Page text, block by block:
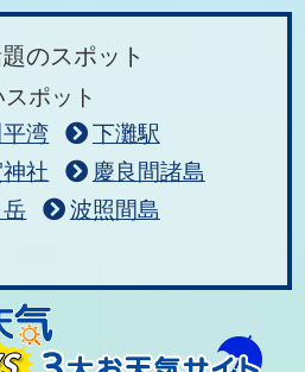
のスポット
ポット
平湾
下灘駅
社
慶良間諸島
岳
波照間島